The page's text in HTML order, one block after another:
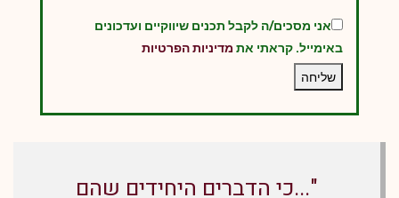
אני מסכים/ה לקבל תכנים שיווקיים ועדכונים
באימייל. קראתי את מדיניות הפרטיות
"...כי הדברים היחידים שהם